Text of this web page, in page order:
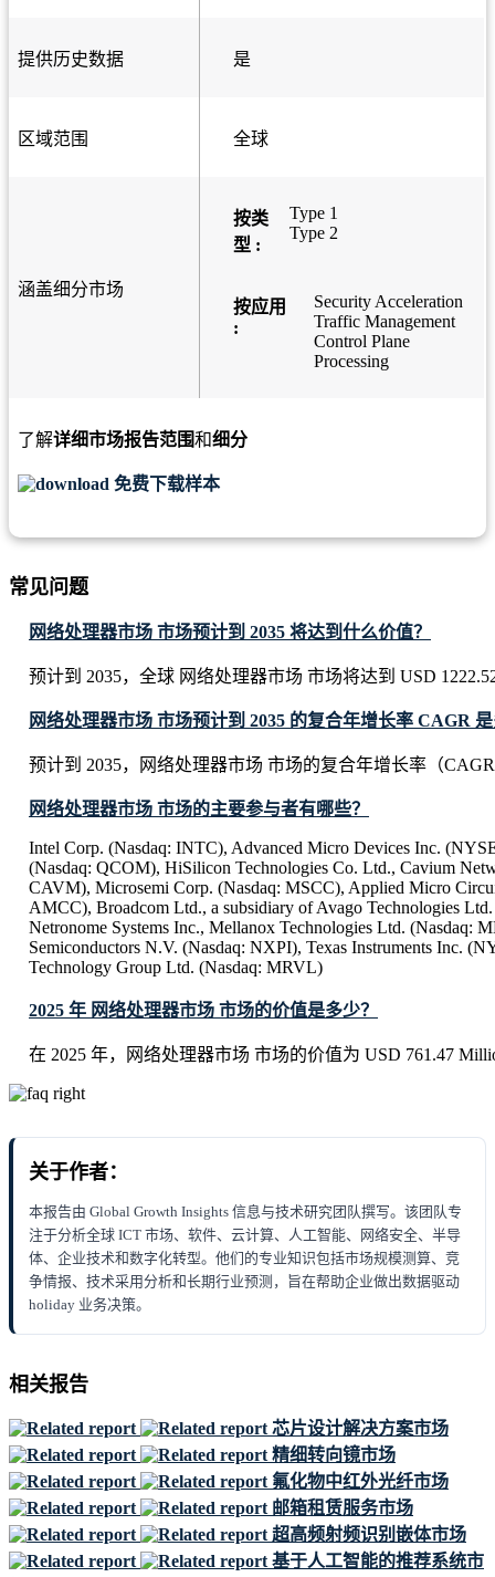
提供历史数据 是
区域范围 全球
涵盖细分市场
按类
型 :
Type 1
Type 2
按应用
:
Security Acceleration
Traffic Management
Control Plane
Processing
了解详细市场报告范围和细分
免费下载样本
常见问题
网络处理器市场 市场预计到 2035 将达到什么价值？
预计到 2035，全球 网络处理器市场 市场将达到 USD
网络处理器市场 市场预计到 2035 的复合年增长率 CAGR
预计到 2035，网络处理器市场 市场的复合年增长率（
网络处理器市场 市场的主要参与者有哪些？
Intel Corp. (Nasdaq: INTC), Advanced Micro Devices Inc.
(Nasdaq: QCOM), HiSilicon Technologies Co. Ltd., Cavium
CAVM), Microsemi Corp. (Nasdaq: MSCC), Applied Micro
AMCC), Broadcom Ltd., a subsidiary of Avago Technologies
Netronome Systems Inc., Mellanox Technologies Ltd. (Nasdaq:
Semiconductors N.V. (Nasdaq: NXPI), Texas Instruments Inc.
Technology Group Ltd. (Nasdaq: MRVL)
2025 年 网络处理器市场 市场的价值是多少？
在 2025 年，网络处理器市场 市场的价值为 USD 761.47
关于作者：
本报告由 Global Growth Insights 信息与技术研究团队撰写。该团队专
注于分析全球 ICT 市场、软件、云计算、人工智能、网络安全、半导
体、企业技术和数字化转型。他们的专业知识包括市场规模测算、竞
争情报、技术采用分析和长期行业预测，旨在帮助企业做出数据驱动
holiday 业务决策。
相关报告
芯片设计解决方案市场
精细转向镜市场
氟化物中红外光纤市场
邮箱租赁服务市场
超高频射频识别嵌体市场
基于人工智能的推荐系统市